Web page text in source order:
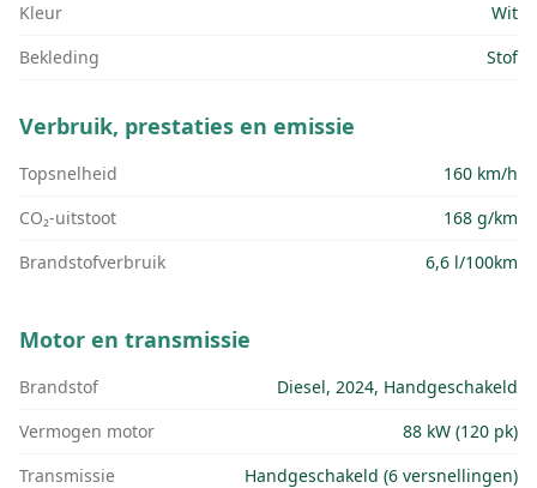
Kleur
Wit
Bekleding
Stof
Verbruik, prestaties en emissie
Topsnelheid
160 km/h
CO₂-uitstoot
168 g/km
Brandstofverbruik
6,6 l/100km
Motor en transmissie
Brandstof
Diesel, 2024, Handgeschakeld
Vermogen motor
88 kW (120 pk)
Transmissie
Handgeschakeld (6 versnellingen)